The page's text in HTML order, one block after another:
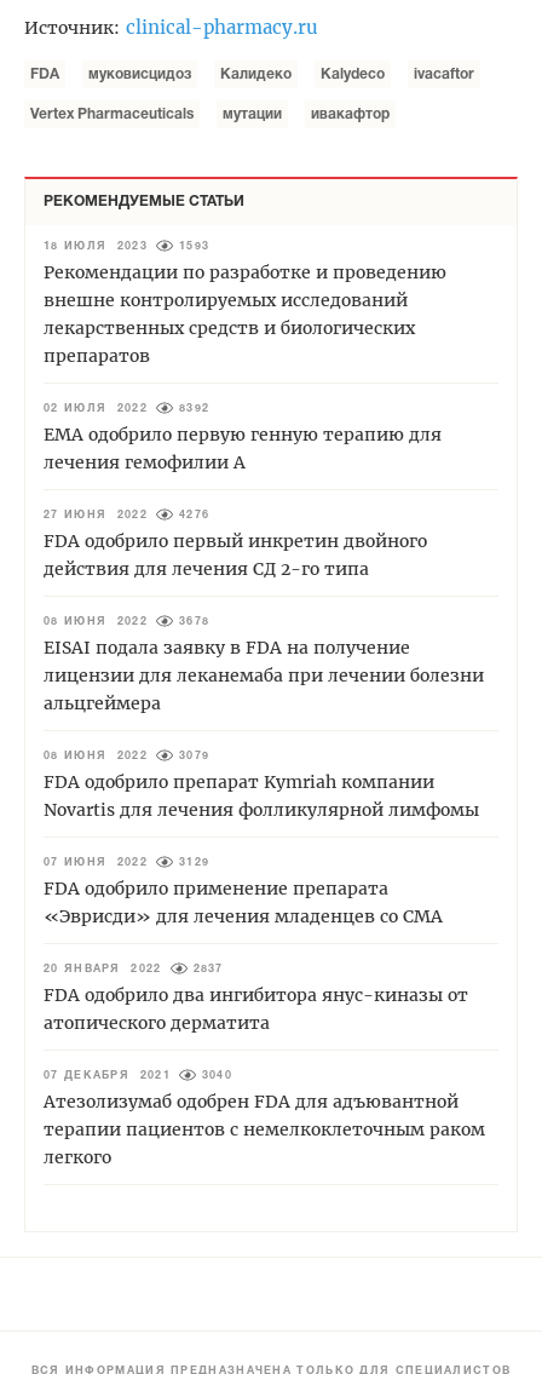
Источник: clinical-pharmacy.ru
FDA муковисцидоз Калидеко Kalydeco ivacaftor
Vertex Pharmaceuticals мутации ивакафтор
РЕКОМЕНДУЕМЫЕ СТАТЬИ
18 ИЮЛЯ 2023 1593
Рекомендации по разработке и проведению
внешне контролируемых исследований
лекарственных средств и биологических
препаратов
02 ИЮЛЯ 2022 8392
EMA одобрило первую генную терапию для
лечения гемофилии А
27 ИЮНЯ 2022 4276
FDA одобрило первый инкретин двойного
действия для лечения СД 2-го типа
08 ИЮНЯ 2022 3678
EISAI подала заявку в FDA на получение
лицензии для леканемаба при лечении болезни
альцгеймера
08 ИЮНЯ 2022 3079
FDA одобрило препарат Kymriah компании
Novartis для лечения фолликулярной лимфомы
07 ИЮНЯ 2022 3129
FDA одобрило применение препарата
«Эврисди» для лечения младенцев со СМА
20 ЯНВАРЯ 2022 2837
FDA одобрило два ингибитора янус-киназы от
атопического дерматита
07 ДЕКАБРЯ 2021 3040
Атезолизумаб одобрен FDA для адъювантной
терапии пациентов с немелкоклеточным раком
легкого
ВСЯ ИНФОРМАЦИЯ ПРЕДНАЗНАЧЕНА ТОЛЬКО ДЛЯ СПЕЦИАЛИСТОВ